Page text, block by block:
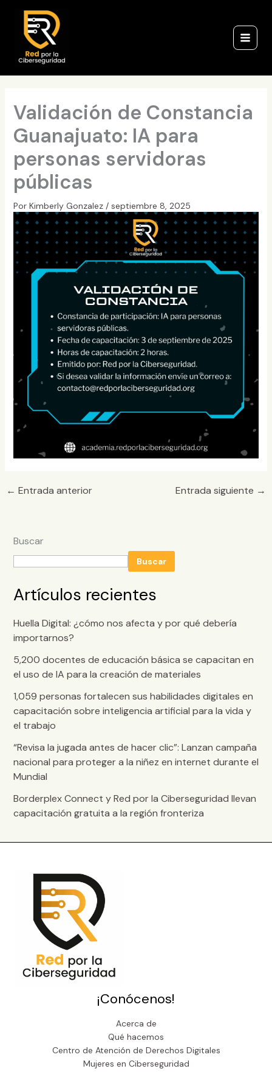
contenido
Validación de Constancia
Guanajuato: IA para
personas servidoras
públicas
Por Kimberly Gonzalez / septiembre 8, 2025
← Entrada anterior Entrada siguiente →
Buscar
Buscar
Artículos recientes
Huella Digital: ¿cómo nos afecta y por qué debería
importarnos?
5,200 docentes de educación básica se capacitan en
el uso de IA para la creación de materiales
1,059 personas fortalecen sus habilidades digitales en
capacitación sobre inteligencia artificial para la vida y
el trabajo
“Revisa la jugada antes de hacer clic”: Lanzan campaña
nacional para proteger a la niñez en internet durante el
Mundial
Borderplex Connect y Red por la Ciberseguridad llevan
capacitación gratuita a la región fronteriza
¡Conócenos!
Acerca de
Qué hacemos
Centro de Atención de Derechos Digitales
Mujeres en Ciberseguridad